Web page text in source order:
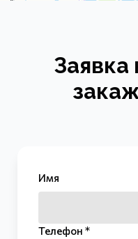
Заявка
Имя
Телефон *